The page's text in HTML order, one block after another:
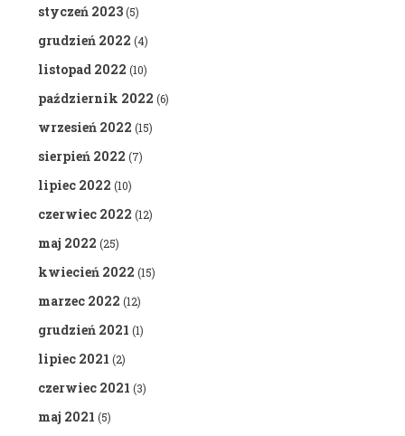
styczeń 2023(5)
grudzień 2022 (4)
listopad 2022 (10)
październik 2022 (6)
wrzesień 2022 (15)
sierpień 2022 (7)
lipiec 2022 (10)
czerwiec 2022 (12)
maj 2022 (25)
kwiecień 2022 (15)
marzec 2022 (12)
grudzień 2021 (1)
lipiec 2021 (2)
czerwiec 2021 (3)
maj 2021 (5)